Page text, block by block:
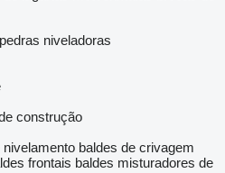
niveladoras
construção
nivelamento baldes de crivagem
frontais baldes misturadores de